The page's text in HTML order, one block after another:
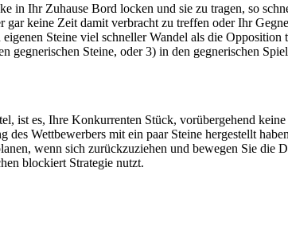
in Ihr Zuhause Bord locken und sie zu tragen, so
keine Zeit damit verbracht zu treffen oder Ihr
Steine viel schneller Wandel als die
gegnerischen Steine, oder 3) in den gegnerischen
ist es, Ihre Konkurrenten Stück, vorübergehend
Wettbewerbers mit ein paar Steine hergestellt
wenn sich zurückzuziehen und bewegen Sie die
blockiert Strategie nutzt.